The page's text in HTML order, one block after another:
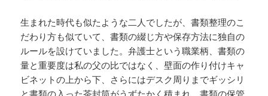
生まれた時代も似たような二人でしたが、書類整理のこ
だわり方も似ていて、書類の綴じ方や保存方法に独自の
ルールを設けていました。弁護士という職業柄、書類の
量と重要度は私の父の比ではなく、壁面の作り付けキャ
ビネットの上から下、さらにはデスク周りまでギッシリ
と書類の入った茶封筒がうずたかく積まれ、書類の保管